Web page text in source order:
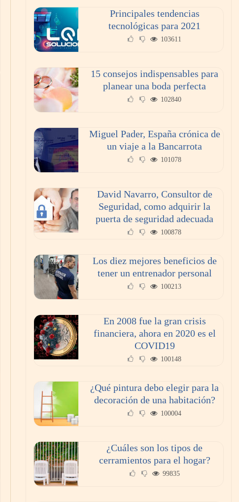
Principales tendencias
tecnológicas para 2021
103611
15 consejos indispensables para
planear una boda perfecta
102840
Miguel Pader, España crónica de
un viaje a la Bancarrota
101078
David Navarro, Consultor de
Seguridad, como adquirir la
puerta de seguridad adecuada
100878
Los diez mejores beneficios de
tener un entrenador personal
100213
En 2008 fue la gran crisis
financiera, ahora en 2020 es el
COVID19
100148
¿Qué pintura debo elegir para la
decoración de una habitación?
100004
¿Cuáles son los tipos de
cerramientos para el hogar?
99835